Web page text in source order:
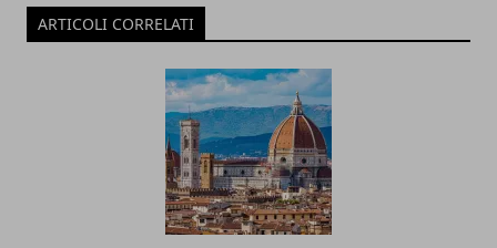
ARTICOLI CORRELATI